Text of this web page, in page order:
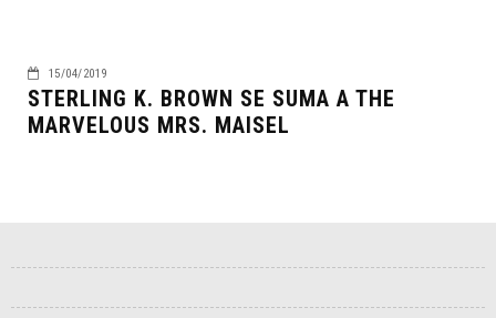
15/04/2019
STERLING K. BROWN SE SUMA A THE
MARVELOUS MRS. MAISEL